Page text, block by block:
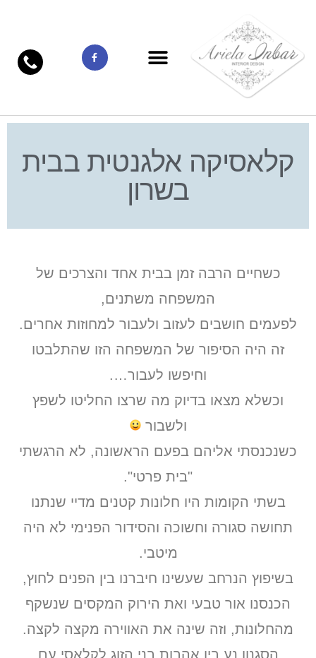
קלאסיקה אלגנטית בבית
בשרון
כשחיים הרבה זמן בבית אחד והצרכים של
המשפחה משתנים,
לפעמים חושבים לעזוב ולעבור למחוזות אחרים.
זה היה הסיפור של המשפחה הזו שהתלבטו
וחיפשו לעבור….
וכשלא מצאו בדיוק מה שרצו החליטו לשפץ
ולשבור
כשנכנסתי אליהם בפעם הראשונה, לא הרגשתי
"בית פרטי".
בשתי הקומות היו חלונות קטנים מדיי שנתנו
תחושה סגורה וחשוכה והסידור הפנימי לא היה
מיטבי.
בשיפוץ הנרחב שעשינו חיברנו בין הפנים לחוץ,
הכנסנו אור טבעי ואת הירוק המקסים שנשקף
מהחלונות, וזה שינה את האווירה מקצה לקצה.
הסגנון נע בין אהבות בני הזוג לקלאסי עם